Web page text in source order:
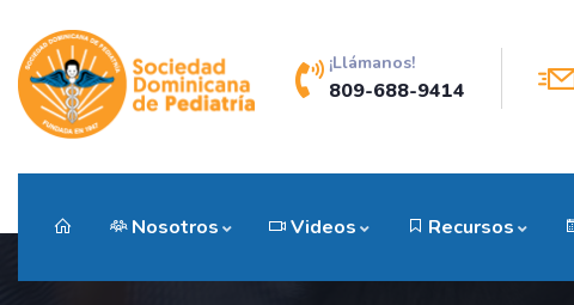
¡Llámanos!
809-688-9414
Nosotros Videos Recursos